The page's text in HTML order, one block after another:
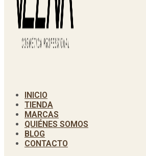
INICIO
TIENDA
MARCAS
QUIÉNES SOMOS
BLOG
CONTACTO